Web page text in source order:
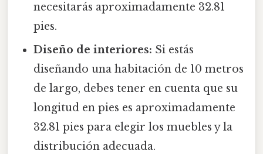
necesitarás aproximadamente 32.81
pies.
Diseño de interiores: Si estás
diseñando una habitación de 10 metros
de largo, debes tener en cuenta que su
longitud en pies es aproximadamente
32.81 pies para elegir los muebles y la
distribución adecuada.